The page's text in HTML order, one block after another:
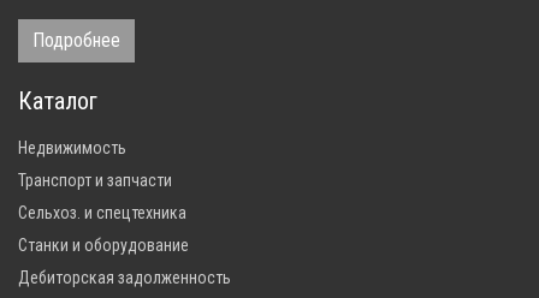
Подробнее
Каталог
Недвижимость
Транспорт и запчасти
Сельхоз. и спецтехника
Станки и оборудование
Дебиторская задолженность